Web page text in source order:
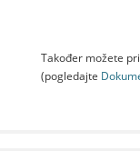
Također možete
(pogledajte